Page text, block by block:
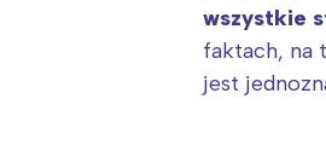
wszystkie
faktach, na
jest